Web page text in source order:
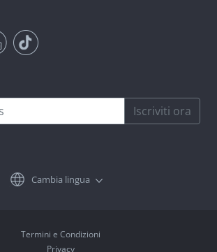
Iscriviti ora
Cambia lingua
Termini e Condizioni
Privacy